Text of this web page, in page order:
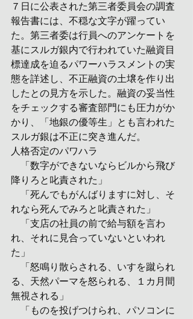
７日に公表された第三者委員会の調査
報告書には、不穏な文字が躍ってい
た。第三者委は行員へのアンケートを
基にスルガ銀内で行われていた融資目
標達成を迫るパワーハラスメントの実
態を詳述し、不正融資の土壌を作り出
したとの見方を示した。融資の妥当性
をチェックする審査部門にも圧力がか
かり、「地銀の優等生」とも言われた
スルガ銀は不正に突き進んだ。
人格否定のパワハラ
「数字ができないならビルから飛び
降りろと叱責された」
「死んでもがんばりますに対し、そ
れなら死んでみろと叱責された」
「支店の社員の前で給与額を言わ
れ、それに見合っていないといわれ
た」
「怒鳴り散らされる、いすを蹴られ
る、天然パーマを怒られる、１カ月間
無視される」
「ものを投げつけられ、パソコンに